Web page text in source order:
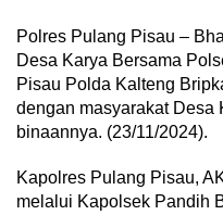
Polres Pulang Pisau –
Desa Karya Bersama
Pisau Polda Kalteng
dengan masyarakat Desa
binaannya. (23/11/2024).
Kapolres Pulang Pisau,
melalui Kapolsek Pandih